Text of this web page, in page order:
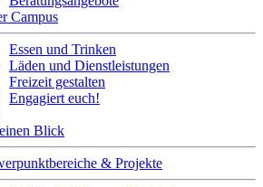
Campus
Essen und Trinken
Läden und Dienstleistungen
Freizeit gestalten
Engagiert euch!
Blick
& Projekte